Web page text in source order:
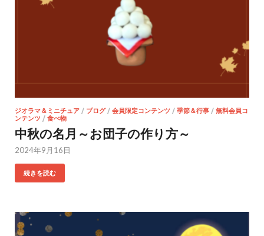
ジオラマ＆ミニチュア / ブログ/ 会員限定コンテンツ / 季節＆行事 / 無料会員コ
ンテンツ / 食べ物
中秋の名月～お団子の作り方～
2024年9月16日
続きを読む